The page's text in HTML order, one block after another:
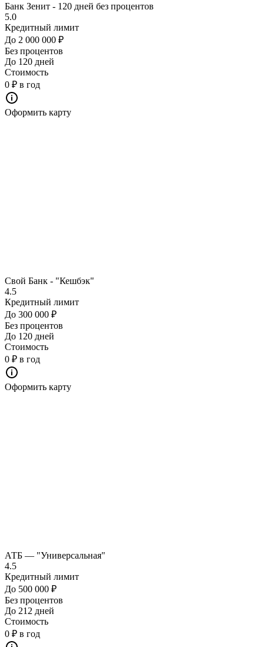
Банк Зенит - 120 дней без процентов
5.0
Кредитный лимит
До 2 000 000 ₽
Без процентов
До 120 дней
Стоимость
0 ₽ в год
Оформить карту
Свой Банк - "Кешбэк"
4.5
Кредитный лимит
До 300 000 ₽
Без процентов
До 120 дней
Стоимость
0 ₽ в год
Оформить карту
АТБ — "Универсальная"
4.5
Кредитный лимит
До 500 000 ₽
Без процентов
До 212 дней
Стоимость
0 ₽ в год